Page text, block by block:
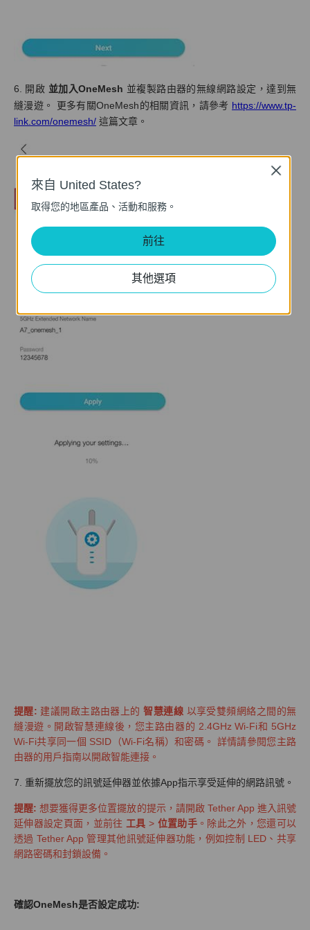
6. 開啟 並加入OneMesh 並複製路由器的無線網路設定，達到無
縫漫遊。 更多有關OneMesh的相關資訊，請參考 https://www.tp-
link.com/onemesh/ 這篇文章。
提醒: 建議開啟主路由器上的智慧連線 以享受雙頻網絡之間的無
縫漫遊。開啟智慧連線後，您主路由器的 2.4GHz Wi-Fi和 5GHz
Wi-Fi共享同一個 SSID（Wi-Fi名稱）和密碼。 詳情請參閱您主路
由器的用戶指南以開啟智能連接。
7. 重新擺放您的訊號延伸器並依據App指示享受延伸的網路訊號。
提醒: 想要獲得更多位置擺放的提示，請開啟 Tether App 進入訊號
延伸器設定頁面，並前往 工具> 位置助手。除此之外，您還可以
透過 Tether App 管理其他訊號延伸器功能，例如控制 LED、共享
網路密碼和封鎖設備。
確認OneMesh是否設定成功:
來自 United States?
取得您的地區產品、活動和服務。
前往
其他選項
Close